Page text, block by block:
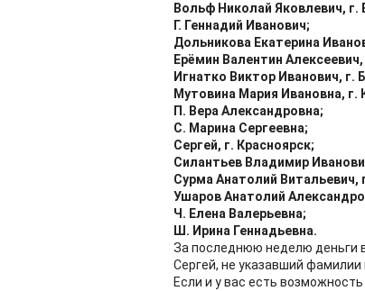
Вольф Николай Яковлевич, г.
Г. Геннадий Иванович;
Дольникова Екатерина
Ерёмин Валентин
Игнатко Виктор Иванович, г.
Мутовина Мария Ивановна, г.
П. Вера Александровна;
С. Марина Сергеевна;
Сергей, г. Красноярск;
Силантьев Владимир
Сурма Анатолий Витальевич,
Ушаров Анатолий
Ч. Елена Валерьевна;
Ш. Ирина Геннадьевна.
За последнюю неделю деньги
Сергей, не указавший фамилии
Если и у вас есть